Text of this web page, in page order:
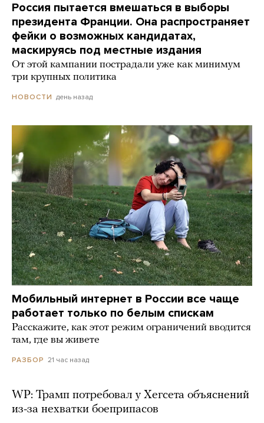
Россия пытается вмешаться в выборы
президента Франции. Она распространяет
фейки о возможных кандидатах,
маскируясь под местные издания
От этой кампании пострадали уже как минимум
три крупных политика
НОВОСТИ день назад
Мобильный интернет в России все чаще
работает только по белым спискам
Расскажите, как этот режим ограничений вводится
там, где вы живете
РАЗБОР 21 час назад
WP: Трамп потребовал у Хегсета объяснений
из-за нехватки боеприпасов